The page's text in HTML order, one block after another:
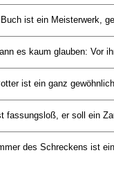
ist ein Meisterwerk,
es kaum glauben: Vor
ist ein ganz
fassungsloß, er soll ein
des Schreckens ist